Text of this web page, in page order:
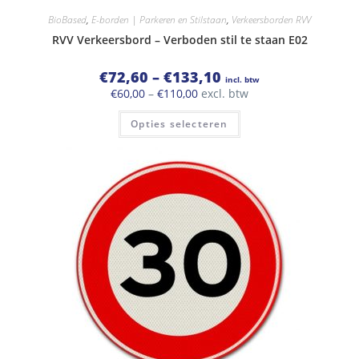
BioBased, E-borden | Parkeren en Stilstaan, Verkeersborden RVV
RVV Verkeersbord – Verboden stil te staan E02
€72,60 – €133,10 Prijsklasse:
€72,60
tot
€133,10
incl. btw
€60,00 – €110,00Prijsklasse:
tot
€110,00
excl. btw
Opties selecteren
Dit
heeft
optie
kan
gekozen
worden
op
de
productpagina